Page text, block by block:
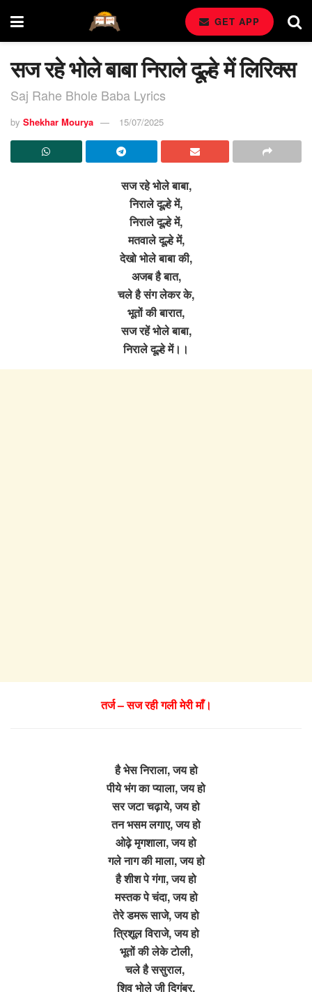
GET APP
सज रहे भोले बाबा निराले दूल्हे में लिरिक्स
Saj Rahe Bhole Baba Lyrics
by Shekhar Mourya 15/07/2025
सज रहे भोले बाबा,
निराले दूल्हे में,
निराले दूल्हे में,
मतवाले दूल्हे में,
देखो भोले बाबा की,
अजब है बात,
चले है संग लेकर के,
भूतों की बारात,
सज रहें भोले बाबा,
निराले दूल्हे में।।
तर्ज – सज रही गली मेरी माँ।
है भेस निराला, जय हो
पीये भंग का प्याला, जय हो
सर जटा चढ़ाये, जय हो
तन भसम लगाए, जय हो
ओढ़े मृगशाला, जय हो
गले नाग की माला, जय हो
है शीश पे गंगा, जय हो
मस्तक पे चंदा, जय हो
तेरे डमरू साजे, जय हो
त्रिशूल विराजे, जय हो
भूतों की लेके टोली,
चले है ससुराल,
शिव भोले जी दिगंबर,